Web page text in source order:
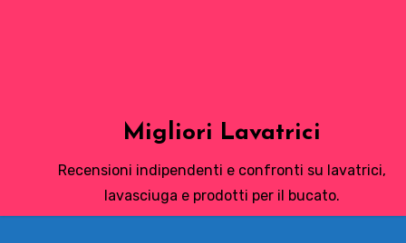
Migliori Lavatrici
Recensioni indipendenti e confronti su lavatrici,
lavasciuga e prodotti per il bucato.